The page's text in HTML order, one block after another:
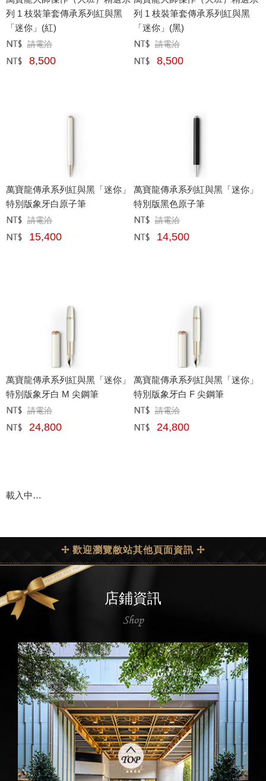
列 1 枝裝筆套傳承系列紅與黑
「迷你」(紅)
定價﹕請電洽
網購﹕ 8,500
列 1 枝裝筆套傳承系列紅與黑
「迷你」(黑)
定價﹕ 請電洽
網購﹕ 8,500
萬寶龍傳承系列紅與黑「迷你」
特別版象牙白原子筆
定價﹕請電洽
網購﹕ 15,400
萬寶龍傳承系列紅與黑「迷你」
特別版黑色原子筆
定價﹕ 請電洽
網購﹕ 14,500
萬寶龍傳承系列紅與黑「迷你」
特別版象牙白 M 尖鋼筆
定價﹕請電洽
網購﹕ 24,800
萬寶龍傳承系列紅與黑「迷你」
特別版象牙白 F 尖鋼筆
定價﹕ 請電洽
網購﹕ 24,800
載入中…
✢ 歡迎瀏覽敝站其他頁面資訊 ✢
店鋪資訊
Shop